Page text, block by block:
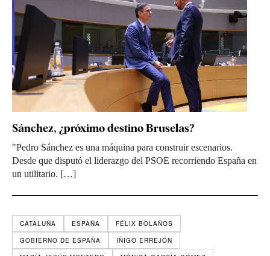
Sánchez, ¿próximo destino Bruselas?
"Pedro Sánchez es una máquina para construir escenarios.
Desde que disputó el liderazgo del PSOE recorriendo España en
un utilitario. […]
CATALUÑA ESPAÑA
FÉLIX BOLAÑOS
GOBIERNO DE ESPAÑA
IÑIGO ERREJÓN